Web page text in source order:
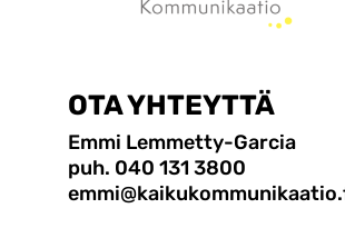
OTA YHTEYTTÄ
Emmi Lemmetty-Garcia
puh. 040 131 3800